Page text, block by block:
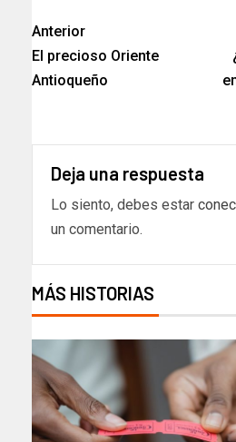
Anterior
El precioso Oriente
Antioqueño
Deja una respuesta
Lo siento, debes estar
un comentario.
MÁS HISTORIAS